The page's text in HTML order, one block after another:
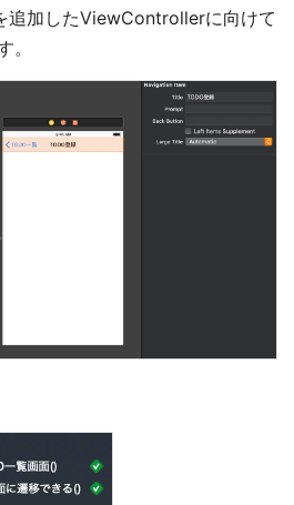
追加したViewControllerに向けて
。